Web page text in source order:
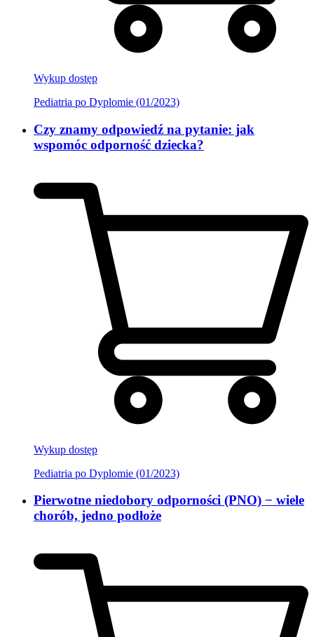
Wykup dostęp
Pediatria po Dyplomie (01/2023)
Czy znamy odpowiedź na pytanie: jak
wspomóc odporność dziecka?
Wykup dostęp
Pediatria po Dyplomie (01/2023)
Pierwotne niedobory odporności (PNO) − wiele
chorób, jedno podłoże